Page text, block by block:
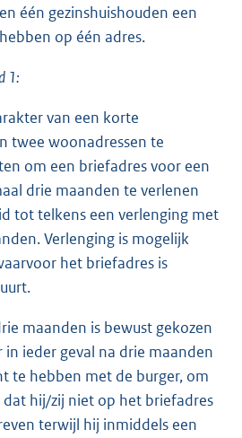
één gezinshuishouden een
op één adres.
1:
van een korte
twee woonadressen te
om een briefadres voor een
drie maanden te verlenen
tot telkens een verlenging met
Verlenging is mogelijk
het briefadres is
maanden is bewust gekozen
ieder geval na drie maanden
te hebben met de burger, om
dat hij/zij niet op het briefadres
terwijl hij inmiddels een